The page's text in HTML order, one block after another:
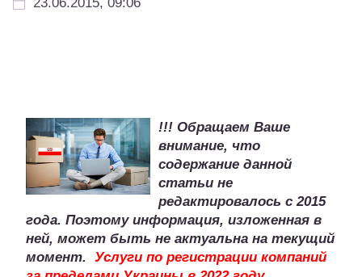
!!! Обращаем Ваше
внимание, что
содержание данной
статьи не
редактировалось с 2015
года. Поэтому информация, изложенная в
ней, может быть не актуальна на текущий
момент. Услуги по регистрации компаний